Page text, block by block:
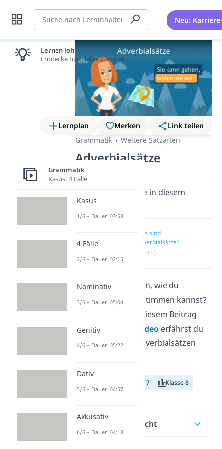
Suche Neu:
Lernplan Merken
Link teilen
Grammatik
Weitere Satzarten
Adverbialsätze
Wichtige Inhalte in diesem
Video
Was sind
Adverbialsätze?
(00:16)
Du möchtest lernen, wie du
Adverbialsätze bestimmen kannst?
Kein Problem! In diesem Beitrag
und in unserem
Video erfährst du
alles, was du zu Adverbialsätzen
Klasse 7 Klasse 8
Inhaltsübersicht
Lernen lohnt sich!
Entdecke hier deine Chancen.
Grammatik
Kasus: 4 Fälle
Kasus
1/6 – Dauer: 03:58
4 Fälle
2/6 – Dauer: 02:15
Nominativ
3/6 – Dauer: 05:04
Genitiv
4/6 – Dauer: 05:22
Dativ
5/6 – Dauer: 04:57
Akkusativ
6/6 – Dauer: 04:18